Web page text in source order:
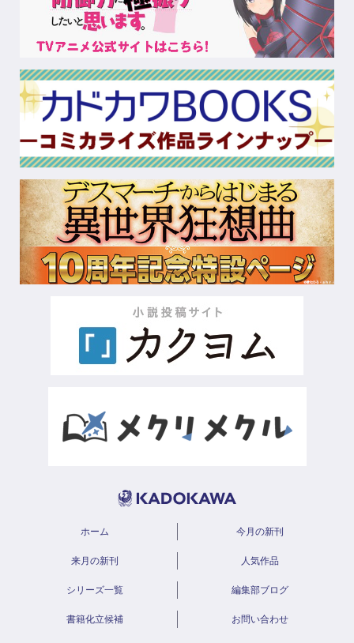
ホーム 今月の新刊
来月の新刊 人気作品
シリーズ一覧 編集部ブログ
書籍化立候補 お問い合わせ